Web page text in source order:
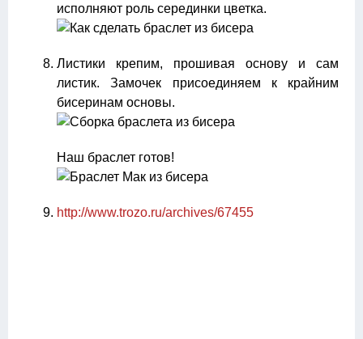
исполняют роль серединки цветка.
Листики крепим, прошивая основу и сам
листик. Замочек присоединяем к крайним
бисеринам основы.
Наш браслет готов!
http://www.trozo.ru/archives/67455